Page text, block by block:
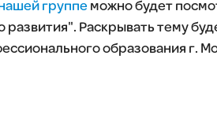
группеможно будет
развития". Раскрывать тему
образования г.